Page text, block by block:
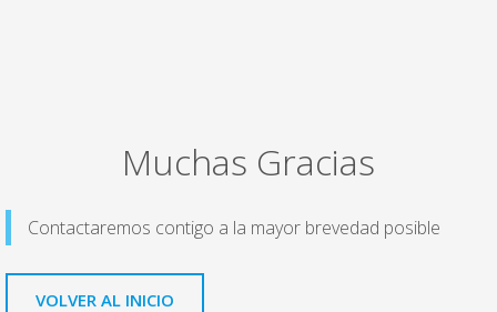
Muchas Gracias
Contactaremos contigo a la mayor brevedad posible
VOLVER AL INICIO